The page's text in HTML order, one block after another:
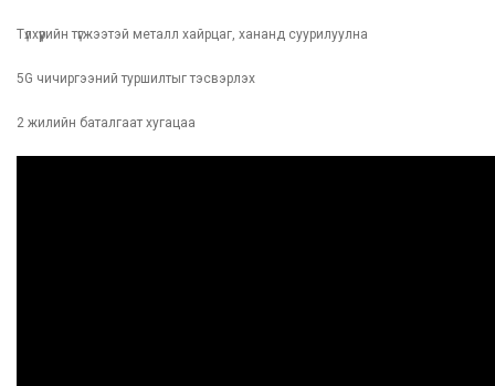
Түлхүүрийн түгжээтэй металл хайрцаг, хананд суурилуулна
5G чичиргээний туршилтыг тэсвэрлэх
2 жилийн баталгаат хугацаа